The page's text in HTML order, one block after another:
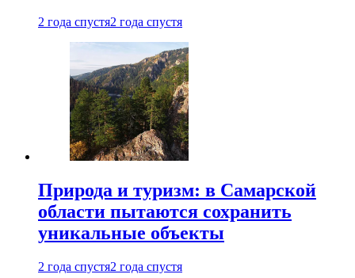
2 года спустя2 года спустя
Природа и туризм: в Самарской
области пытаются сохранить
уникальные объекты
2 года спустя2 года спустя